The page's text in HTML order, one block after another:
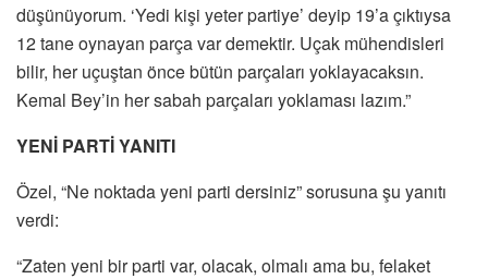
düşünüyorum. ‘Yedi kişi yeter partiye’ deyip 19’a çıktıysa
12 tane oynayan parça var demektir. Uçak mühendisleri
bilir, her uçuştan önce bütün parçaları yoklayacaksın.
Kemal Bey’in her sabah parçaları yoklaması lazım.”
YENİ PARTİ YANITI
Özel, “Ne noktada yeni parti dersiniz” sorusuna şu yanıtı
verdi:
“Zaten yeni bir parti var, olacak, olmalı ama bu, felaket